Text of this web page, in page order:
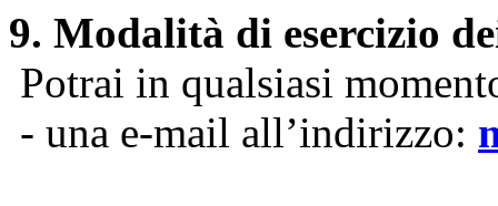
9. Modalità di esercizio
Potrai in qualsiasi
- una e-mail all’indirizzo: